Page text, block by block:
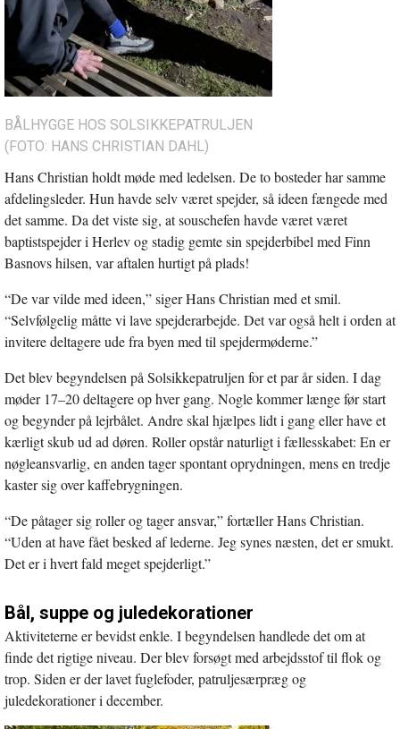
BÅLHYGGE HOS SOLSIKKEPATRULJEN
(FOTO: HANS CHRISTIAN DAHL)
Hans Christian holdt møde med ledelsen. De to bosteder har samme
afdelingsleder. Hun havde selv været spejder, så ideen fængede med
det samme. Da det viste sig, at souschefen havde været været
baptistspejder i Herlev og stadig gemte sin spejderbibel med Finn
Basnovs hilsen, var aftalen hurtigt på plads!
“De var vilde med ideen,” siger Hans Christian med et smil.
“Selvfølgelig måtte vi lave spejderarbejde. Det var også helt i orden at
invitere deltagere ude fra byen med til spejdermøderne.”
Det blev begyndelsen på Solsikkepatruljen for et par år siden. I dag
møder 17–20 deltagere op hver gang. Nogle kommer længe før start
og begynder på lejrbålet. Andre skal hjælpes lidt i gang eller have et
kærligt skub ud ad døren. Roller opstår naturligt i fællesskabet: En er
nøgleansvarlig, en anden tager spontant oprydningen, mens en tredje
kaster sig over kaffebrygningen.
“De påtager sig roller og tager ansvar,” fortæller Hans Christian.
“Uden at have fået besked af lederne. Jeg synes næsten, det er smukt.
Det er i hvert fald meget spejderligt.”
Bål, suppe og juledekorationer
Aktiviteterne er bevidst enkle. I begyndelsen handlede det om at
finde det rigtige niveau. Der blev forsøgt med arbejdsstof til flok og
trop. Siden er der lavet fuglefoder, patruljesærpræg og
juledekorationer i december.